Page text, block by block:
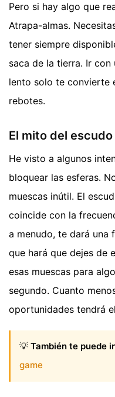
Pero si hay algo que
Atrapa-almas.
tener siempre
saca de la tierra. Ir
lento solo te convierte
rebotes.
El mito del
He visto a algunos
bloquear las esferas.
muescas inútil. El
coincide con la
a menudo, te dará una
que hará que dejes de
esas muescas para
segundo. Cuanto
oportunidades tendrá
💡 También te puede
game